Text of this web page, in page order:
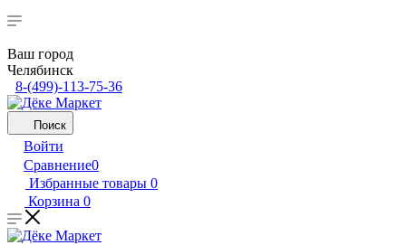
Ваш город
Челябинск
8-(499)-113-75-36
Поиск
Войти
Сравнение0
Избранные товары 0
Корзина 0